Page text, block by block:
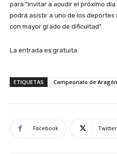
para “invitar a acudir el próximo
podrá asistir a uno de los
con mayor grado de dificultad”.
La entrada es gratuita.
ETIQUETAS Campeonato de Aragón
Facebook Twitter